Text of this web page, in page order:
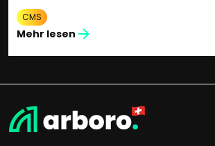
CMS
Mehr lesen